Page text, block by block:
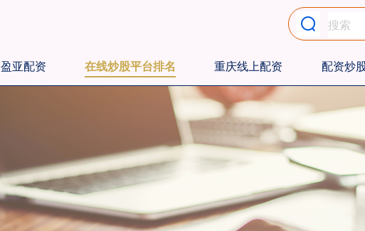
盈亚配资 在线炒股平台排名 重庆线上配资 配资炒